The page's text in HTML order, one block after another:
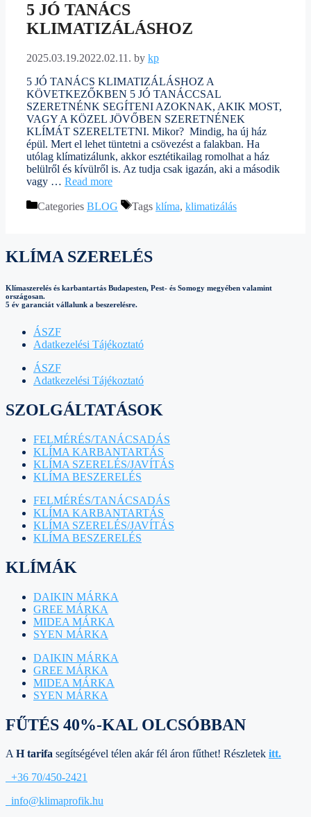
5 JÓ TANÁCS
KLIMATIZÁLÁSHOZ
2025.03.19.2022.02.11. by kp
5 JÓ TANÁCS KLIMATIZÁLÁSHOZ A
KÖVETKEZŐKBEN 5 JÓ TANÁCCSAL
SZERETNÉNK SEGÍTENI AZOKNAK, AKIK MOST,
VAGY A KÖZEL JÖVŐBEN SZERETNÉNEK
KLÍMÁT SZERELTETNI. Mikor? Mindig, ha új ház
épül. Mert el lehet tüntetni a csövezést a falakban. Ha
utólag klímatizálunk, akkor esztétikailag romolhat a ház
belülről és kívülről is. Az tudja csak igazán, aki a második
vagy … Read more
Categories BLOG Tags klíma, klimatizálás
KLÍMA SZERELÉS
Klímaszerelés és karbantartás Budapesten, Pest- és Somogy megyében valamint
országosan.
5 év garanciát vállalunk a beszerelésre.
ÁSZF
Adatkezelési Tájékoztató
ÁSZF
Adatkezelési Tájékoztató
SZOLGÁLTATÁSOK
FELMÉRÉS/TANÁCSADÁS
KLÍMA KARBANTARTÁS
KLÍMA SZERELÉS/JAVÍTÁS
KLÍMA BESZERELÉS
FELMÉRÉS/TANÁCSADÁS
KLÍMA KARBANTARTÁS
KLÍMA SZERELÉS/JAVÍTÁS
KLÍMA BESZERELÉS
KLÍMÁK
DAIKIN MÁRKA
GREE MÁRKA
MIDEA MÁRKA
SYEN MÁRKA
DAIKIN MÁRKA
GREE MÁRKA
MIDEA MÁRKA
SYEN MÁRKA
FŰTÉS 40%-KAL OLCSÓBBAN
AH tarifa segítségével télen akár fél áron fűthet! Részletek itt.
+36 70/450-2421
info@klimaprofik.hu